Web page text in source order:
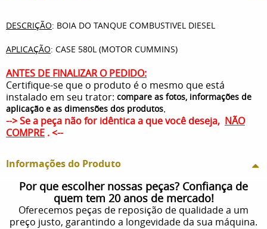
DESCRIÇÃO: BOIA DO TANQUE COMBUSTIVEL DIESEL
APLICAÇÃO: CASE 580L (MOTOR CUMMINS)
ANTES DE FINALIZAR O PEDIDO:
Certifique-se que o produto é o mesmo que está
instalado em seu trator: compare as fotos, informações de
aplicação e as dimensões dos produtos.
--> Se a peça não for idêntica a que você deseja, NÃO
COMPRE . <--
Informações do Produto
Por que escolher nossas peças? Confiança de
quem tem 20 anos de mercado!
Oferecemos peças de reposição de qualidade a um
preço justo, garantindo a longevidade da sua máquina.